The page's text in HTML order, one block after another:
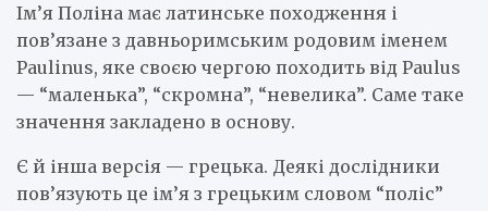
Ім’я Поліна має латинське походження і
пов’язане з давньоримським родовим іменем
Paulinus, яке своєю чергою походить від Paulus
— “маленька”, “скромна”, “невелика”. Саме таке
значення закладено в основу.
Є й інша версія — грецька. Деякі дослідники
пов’язують це ім’я з грецьким словом “поліс”